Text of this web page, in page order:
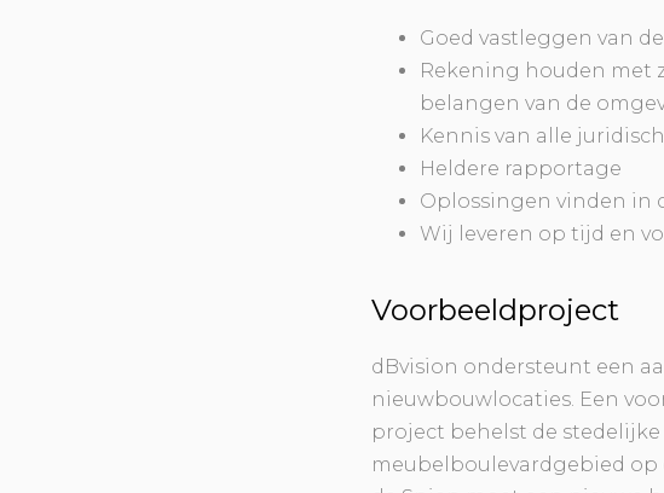
Goed vastleggen van
Rekening houden met
belangen van de
Kennis van alle
Heldere rapportage
Oplossingen vinden in
Wij leveren op tijd en
Voorbeeldproject
dBvision ondersteunt een
nieuwbouwlocaties. Een
project behelst de
meubelboulevardgebied